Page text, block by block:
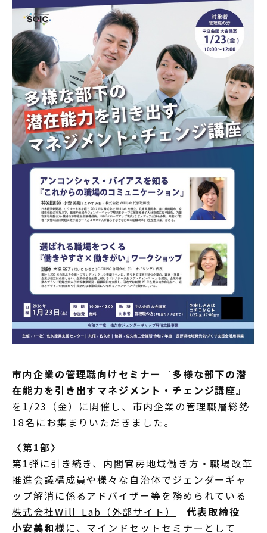
市内企業の管理職向けセミナー『多様な部下の潜
在能力を引き出すマネジメント・チェンジ講座』
を1/23（金）に開催し、市内企業の管理職層総勢
18名にお集まりいただきました。
〈第1部〉
第1弾に引き続き、内閣官房地域働き方・職場改革
推進会議構成員や様々な自治体でジェンダーギャ
ップ解消に係るアドバイザー等を務められている
株式会社Will Lab（外部サイト）
代表取締役
小安美和様に、マインドセットセミナーとして